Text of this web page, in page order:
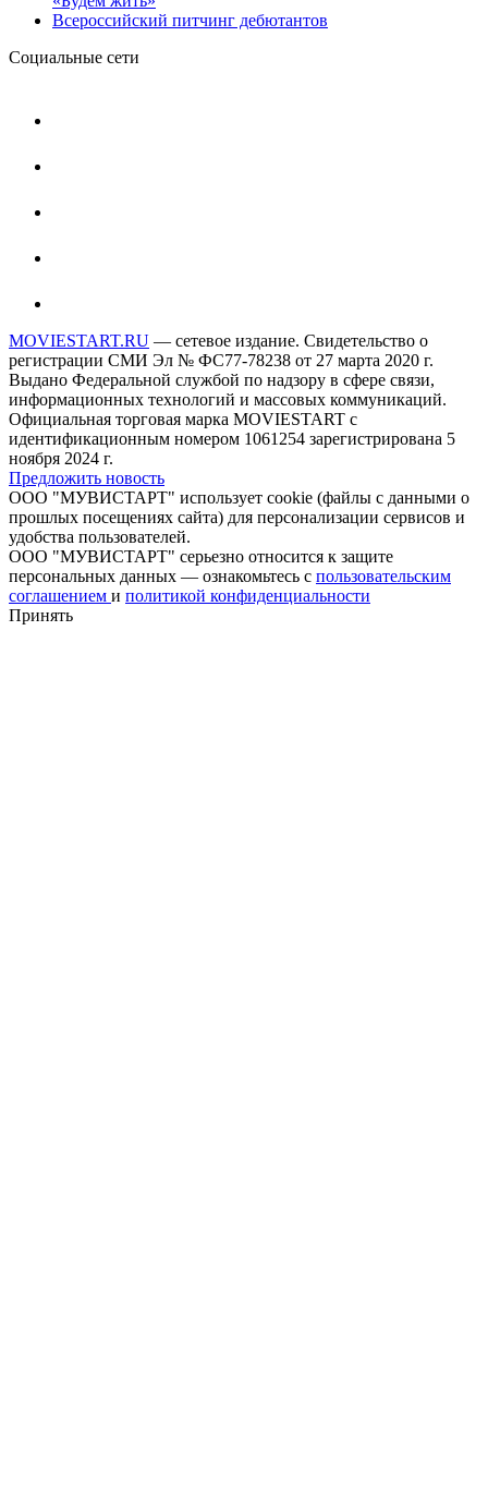
Всероссийский питчинг дебютантов
Социальные сети
MOVIESTART.RU — сетевое издание. Свидетельство о
регистрации СМИ Эл № ФС77-78238 от 27 марта 2020 г.
Выдано Федеральной службой по надзору в сфере связи,
информационных технологий и массовых коммуникаций.
Официальная торговая марка MOVIESTART с
идентификационным номером 1061254 зарегистрирована 5
ноября 2024 г.
Предложить новость
ООО "МУВИСТАРТ" использует cookie (файлы с данными о
прошлых посещениях сайта) для персонализации сервисов и
удобства пользователей.
ООО "МУВИСТАРТ" серьезно относится к защите
персональных данных — ознакомьтесь с пользовательским
соглашением и политикой конфиденциальности
Принять